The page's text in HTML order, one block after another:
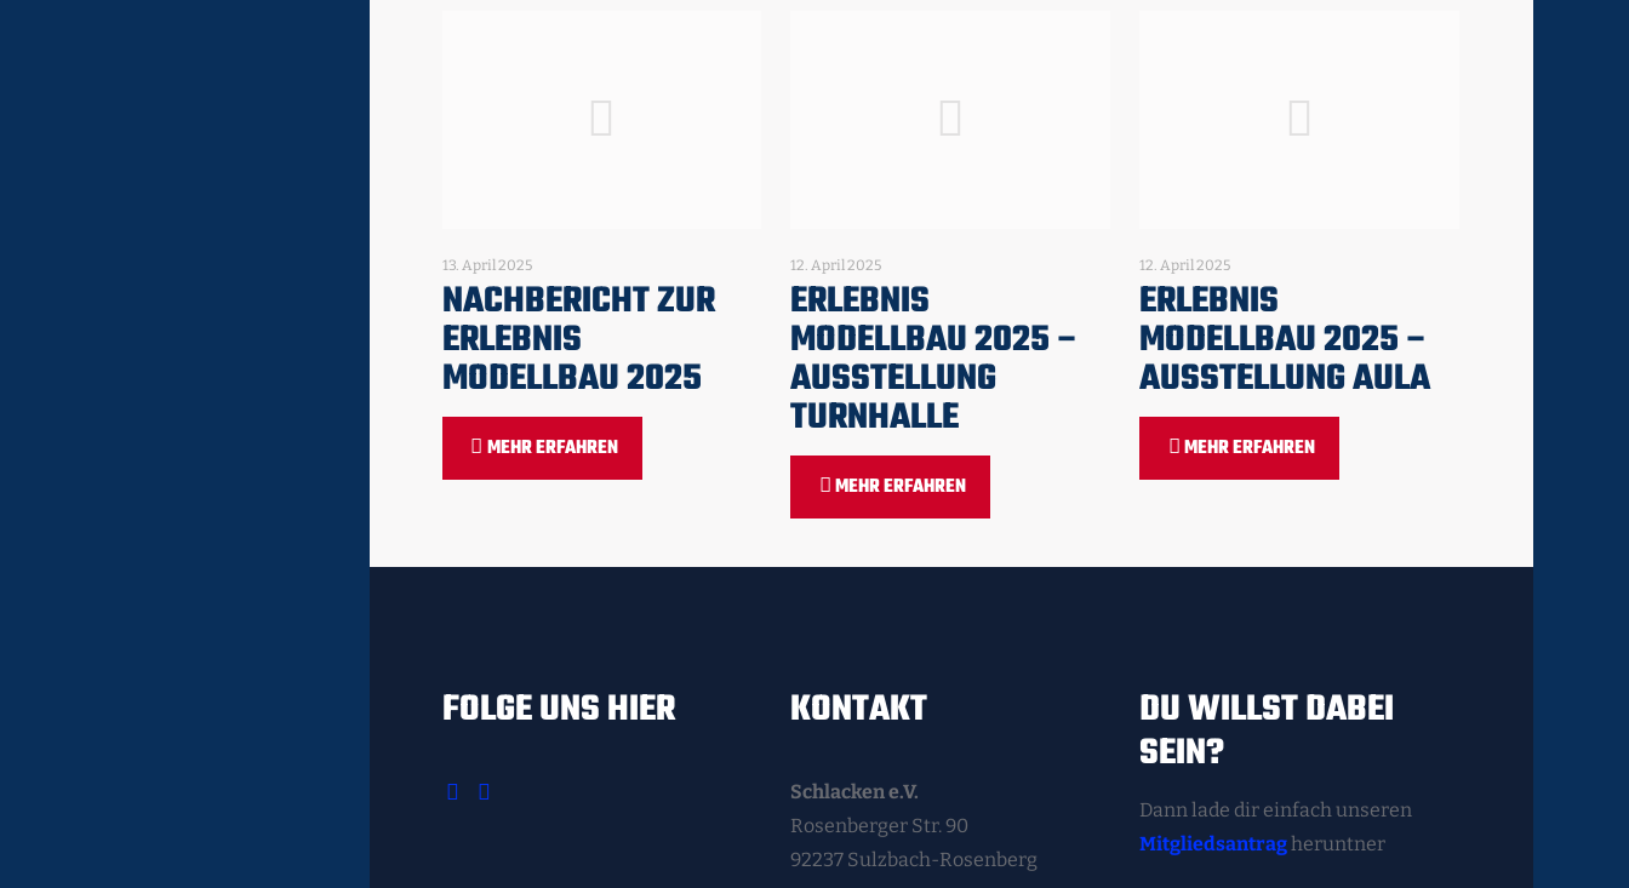
13. April 2025
NACHBERICHT ZUR
ERLEBNIS
MODELLBAU 2025
MEHR ERFAHREN
12. April 2025
ERLEBNIS
MODELLBAU 2025 –
AUSSTELLUNG
TURNHALLE
MEHR ERFAHREN
12. April 2025
ERLEBNIS
MODELLBAU 2025 –
AUSSTELLUNG AULA
MEHR ERFAHREN
FOLGE UNS HIER KONTAKT
Schlacken e.V.
Rosenberger Str. 90
92237 Sulzbach-Rosenberg
DU WILLST DABEI
SEIN?
Dann lade dir einfach unseren
Mitgliedsantragheruntner